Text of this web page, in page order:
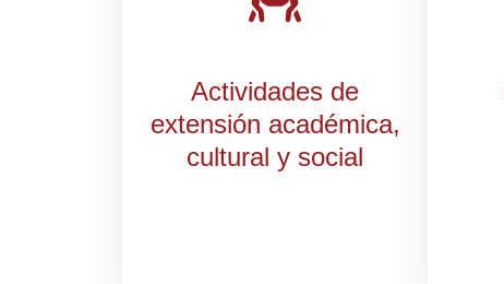
Actividades de
extensión académica,
cultural y social